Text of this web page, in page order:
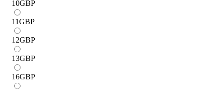
10GBP
11GBP
12GBP
13GBP
16GBP